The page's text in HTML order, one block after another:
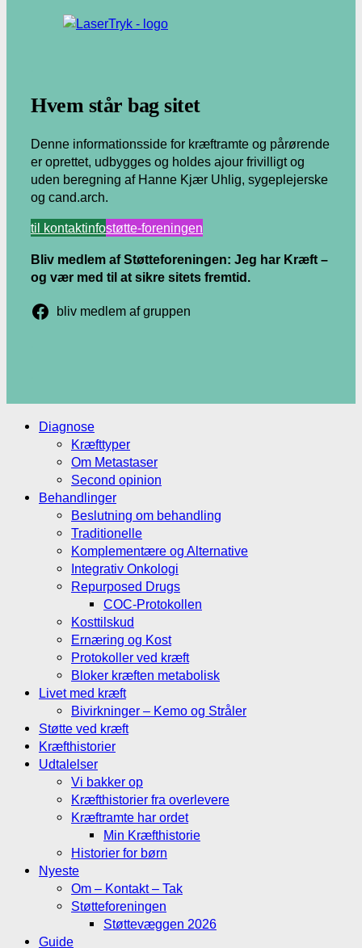
Hvem står bag sitet
Denne informationsside for kræftramte og pårørende
er oprettet, udbygges og holdes ajour frivilligt og
uden beregning af Hanne Kjær Uhlig, sygeplejerske
og cand.arch.
til kontaktinfostøtte-foreningen
Bliv medlem af Støtteforeningen: Jeg har Kræft –
og vær med til at sikre sitets fremtid.
bliv medlem af gruppen
Diagnose
Kræfttyper
Om Metastaser
Second opinion
Behandlinger
Beslutning om behandling
Traditionelle
Komplementære og Alternative
Integrativ Onkologi
Repurposed Drugs
COC-Protokollen
Kosttilskud
Ernæring og Kost
Protokoller ved kræft
Bloker kræften metabolisk
Livet med kræft
Bivirkninger – Kemo og Stråler
Støtte ved kræft
Kræfthistorier
Udtalelser
Vi bakker op
Kræfthistorier fra overlevere
Kræftramte har ordet
Min Kræfthistorie
Historier for børn
Nyeste
Om – Kontakt – Tak
Støtteforeningen
Støttevæggen 2026
Guide